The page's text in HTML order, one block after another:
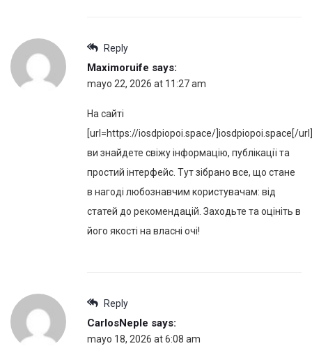
Reply
Maximoruife says:
mayo 22, 2026 at 11:27 am
На сайті
[url=https://iosdpiopoi.space/]iosdpiopoi.space[/url]
ви знайдете свіжу інформацію, публікації та
простий інтерфейс. Тут зібрано все, що стане
в нагоді любознавчим користувачам: від
статей до рекомендацій. Заходьте та оцініть в
його якості на власні очі!
Reply
CarlosNeple says:
mayo 18, 2026 at 6:08 am